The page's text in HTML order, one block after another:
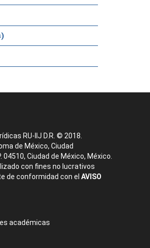
RU-IIJ D.R. © 2018.
de México, Ciudad
04510, Ciudad de México, México.
con fines no lucrativos
de conformidad con el AVISO
académicas